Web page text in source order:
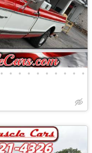
• • • • • • • • • •